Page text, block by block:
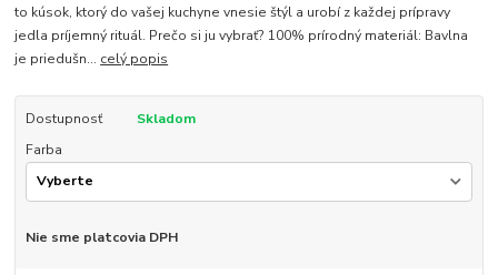
to kúsok, ktorý do vašej kuchyne vnesie štýl a urobí z každej prípravy
jedla príjemný rituál. Prečo si ju vybrať? 100% prírodný materiál: Bavlna
je priedušn... celý popis
Dostupnosť
Skladom
Farba
Nie sme platcovia DPH